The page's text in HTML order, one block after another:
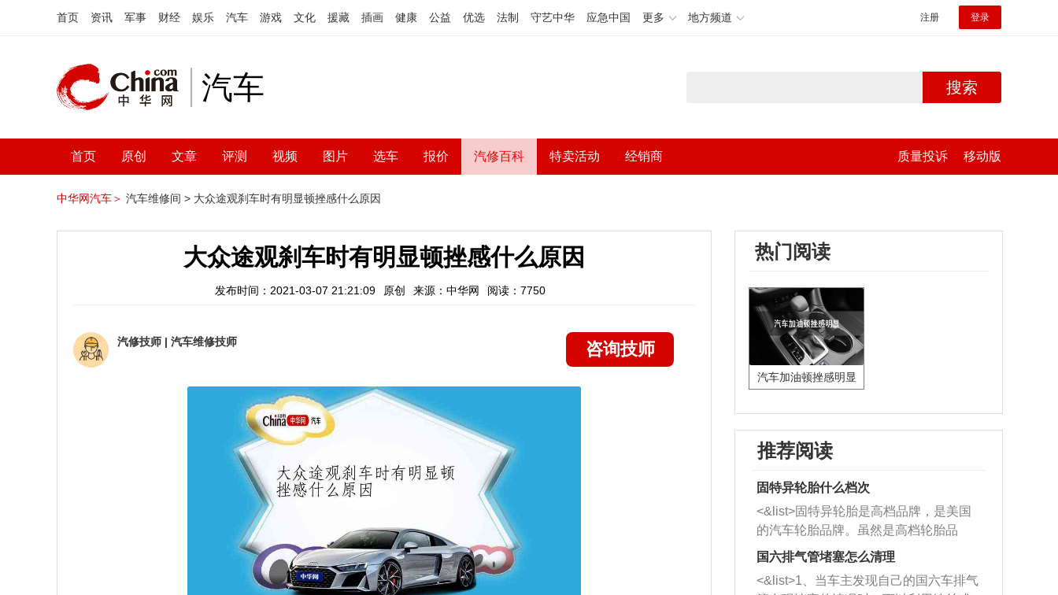
首页 资讯 军事 财经 娱乐 汽车 游戏 文化 援藏 插画 健康 公益 优选 法制 守艺中华 应急中国 更多 地方频道 注册 登录
汽车 搜索
首页 原创 文章 评测 视频 图片 选车 报价 汽修百科 特卖活动 经销商 质量投诉 移动版
中华网汽车＞ 汽车维修间 > 大众途观刹车时有明显顿挫感什么原因
大众途观刹车时有明显顿挫感什么原因
发布时间：2021-03-07 21:21:09 原创 来源：中华网 阅读：7750
汽修技师 | 汽车维修技师 咨询技师
热门阅读
汽车加油顿挫感明显
推荐阅读
固特异轮胎什么档次
<&list>固特异轮胎是高档品牌，是美国
的汽车轮胎品牌。虽然是高档轮胎品
牌，但是中高低端的轮胎都有生产，这
也是为了更好的开拓市场。
国六排气管堵塞怎么清理
<&list>1、当车主发现自己的国六车排气